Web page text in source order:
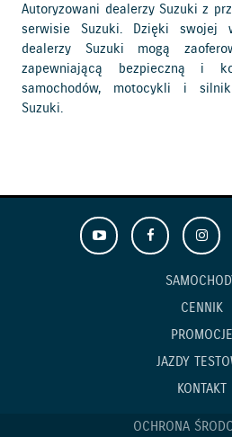
Autoryzowani dealerzy Suzuki z
serwisie Suzuki. Dzięki swojej
dealerzy Suzuki mogą
zapewniającą bezpieczną i
samochodów, motocykli i
Suzuki.
CENNIK
PROMOCJE
JAZDY
KONTAKT
OCHRONA